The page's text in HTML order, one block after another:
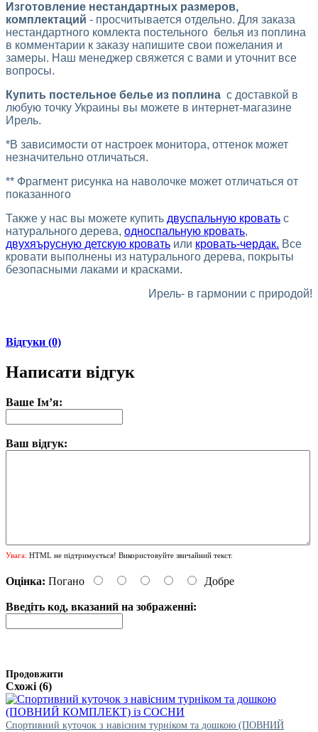
Изготовление нестандартных размеров,
комплектаций - просчитывается отдельно. Для заказа
нестандартного комлекта постельного белья из поплина
в комментарии к заказу напишите свои пожелания и
замеры. Наш менеджер свяжется с вами и уточнит все
вопросы.
Купить постельное белье из поплина с доставкой в
любую точку Украины вы можете в интернет-магазине
Ирель.
*В зависимости от настроек монитора, оттенок может
незначительно отличаться.
** Фрагмент рисунка на наволочке может отличаться от
показанного
Также у нас вы можете купить двуспальную кровать с
натурального дерева, односпальную кровать,
двухяърусную детскую кровать или кровать-чердак. Все
кровати выполнены из натурального дерева, покрыты
безопасными лаками и красками.
Ирель- в гармонии с природой!
Відгуки (0)
Написати відгук
Ваше Ім’я:
Ваш відгук:
Увага: HTML не підтримується! Використовуйте звичайний текст.
Оцінка: Погано Добре
Введіть код, вказаний на зображенні:
Продовжити
Схожі (6)
Спортивний куточок з навісним турніком та дошкою (ПОВНИЙ